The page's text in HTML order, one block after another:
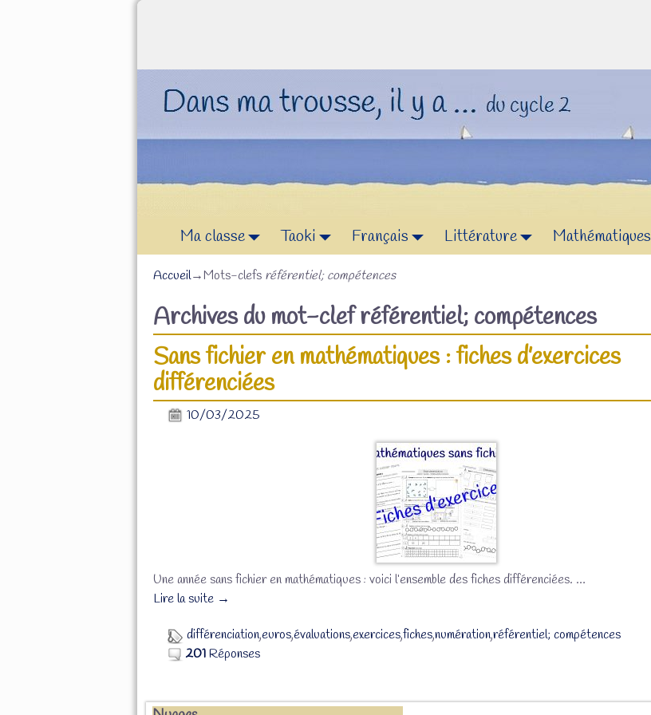
Ma classe Taoki Français Littérature Mathématiques
Accueil→Mots-clefs référentiel; compétences
Archives du mot-clefréférentiel; compétences
Sans fichier en mathématiques : fiches d’exercices
différenciées
10/03/2025
Une année sans fichier en mathématiques : voici l’ensemble des fiches différenciées. …
Lire la suite →
différenciation,euros,évaluations,exercices,fiches,numération,référentiel; compétences
201Réponses